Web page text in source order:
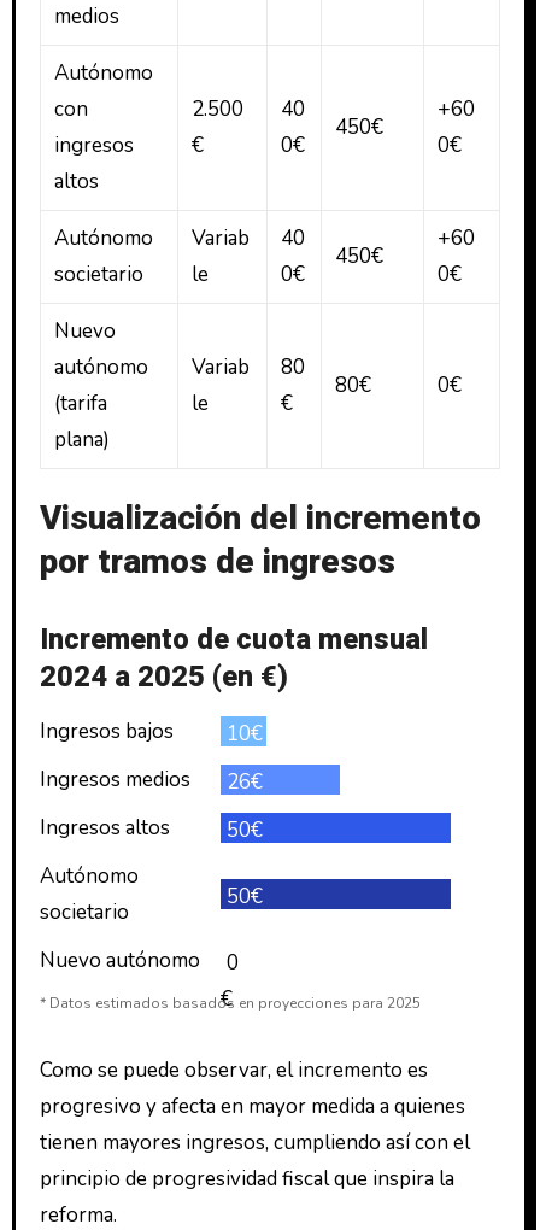
medios
Autónomo
con
ingresos
altos
2.500
€
40
0€
450€
+60
0€
Autónomo
societario
Variab
le
40
0€
450€
+60
0€
Nuevo
autónomo
(tarifa
plana)
Variab
le
80
€
80€ 0€
Visualización del incremento
por tramos de ingresos
Incremento de cuota mensual
2024 a 2025 (en €)
Ingresos bajos
10€
Ingresos medios
26€
Ingresos altos
50€
Autónomo
societario
50€
Nuevo autónomo
0
€
* Datos estimados basados en proyecciones para 2025
Como se puede observar, el incremento es
progresivo y afecta en mayor medida a quienes
tienen mayores ingresos, cumpliendo así con el
principio de progresividad fiscal que inspira la
reforma.